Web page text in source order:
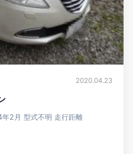
2020.04.23
2月 型式不明 走行距離